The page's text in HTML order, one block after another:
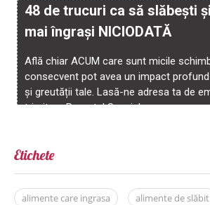
Etichete
alimente care ingrasa
alimente de slăbit